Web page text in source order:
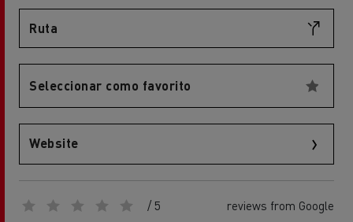
Ruta
Seleccionar como favorito
Website
/ 5 reviews from Google